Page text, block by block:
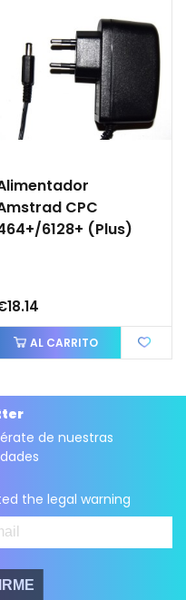
CPC
6128+ (plus)
AL CARRITO
de nuestras
the legal warning